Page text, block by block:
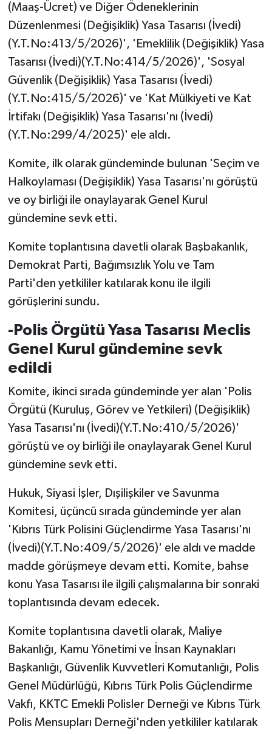
(Maaş-Ücret) ve Diğer Ödeneklerinin
Düzenlenmesi (Değişiklik) Yasa Tasarısı (İvedi)
(Y.T.No:413/5/2026)', 'Emeklilik (Değişiklik) Yasa
Tasarısı (İvedi)(Y.T.No:414/5/2026)', 'Sosyal
Güvenlik (Değişiklik) Yasa Tasarısı (İvedi)
(Y.T.No:415/5/2026)' ve 'Kat Mülkiyeti ve Kat
İrtifakı (Değişiklik) Yasa Tasarısı'nı (İvedi)
(Y.T.No:299/4/2025)' ele aldı.
Komite, ilk olarak gündeminde bulunan 'Seçim ve
Halkoylaması (Değişiklik) Yasa Tasarısı'nı görüştü
ve oy birliği ile onaylayarak Genel Kurul
gündemine sevk etti.
Komite toplantısına davetli olarak Başbakanlık,
Demokrat Parti, Bağımsızlık Yolu ve Tam
Parti'den yetkililer katılarak konu ile ilgili
görüşlerini sundu.
-Polis Örgütü Yasa Tasarısı Meclis
Genel Kurul gündemine sevk
edildi
Komite, ikinci sırada gündeminde yer alan 'Polis
Örgütü (Kuruluş, Görev ve Yetkileri) (Değişiklik)
Yasa Tasarısı'nı (İvedi)(Y.T.No:410/5/2026)'
görüştü ve oy birliği ile onaylayarak Genel Kurul
gündemine sevk etti.
Hukuk, Siyasi İşler, Dışilişkiler ve Savunma
Komitesi, üçüncü sırada gündeminde yer alan
'Kıbrıs Türk Polisini Güçlendirme Yasa Tasarısı'nı
(İvedi)(Y.T.No:409/5/2026)' ele aldı ve madde
madde görüşmeye devam etti. Komite, bahse
konu Yasa Tasarısı ile ilgili çalışmalarına bir sonraki
toplantısında devam edecek.
Komite toplantısına davetli olarak, Maliye
Bakanlığı, Kamu Yönetimi ve İnsan Kaynakları
Başkanlığı, Güvenlik Kuvvetleri Komutanlığı, Polis
Genel Müdürlüğü, Kıbrıs Türk Polis Güçlendirme
Vakfı, KKTC Emekli Polisler Derneği ve Kıbrıs Türk
Polis Mensupları Derneği'nden yetkililer katılarak
TEKNOLOJİ
TİCARET
YAŞAM